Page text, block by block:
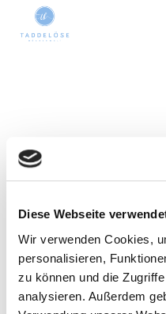
Diese Webseite
Wir verwenden Cookies,
personalisieren,
zu können und die
analysieren. Außerdem
Kategorie(n) Tags